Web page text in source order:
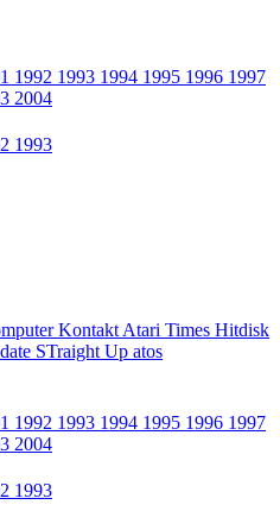
1992 1993 1994 1995 1996 1997
2004
1993
Kontakt Atari Times Hitdisk
STraight Up atos
1992 1993 1994 1995 1996 1997
2004
1993